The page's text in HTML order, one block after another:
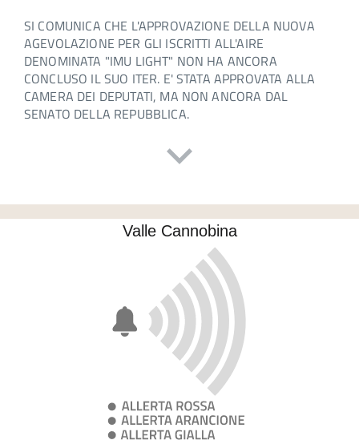
SI COMUNICA CHE L'APPROVAZIONE DELLA NUOVA
AGEVOLAZIONE PER GLI ISCRITTI ALL'AIRE
DENOMINATA "IMU LIGHT" NON HA ANCORA
CONCLUSO IL SUO ITER. E' STATA APPROVATA ALLA
CAMERA DEI DEPUTATI, MA NON ANCORA DAL
SENATO DELLA REPUBBLICA.